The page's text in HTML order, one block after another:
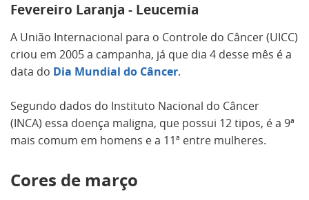
Fevereiro Laranja - Leucemia
A União Internacional para o Controle do Câncer (UICC)
criou em 2005 a campanha, já que dia 4 desse mês é a
data do Dia Mundial do Câncer.
Segundo dados do Instituto Nacional do Câncer
(INCA) essa doença maligna, que possui 12 tipos, é a 9ª
mais comum em homens e a 11ª entre mulheres.
Cores de março